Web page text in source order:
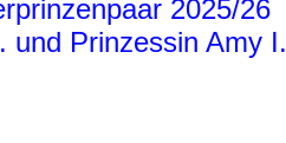
2025/26
und Prinzessin Amy I.